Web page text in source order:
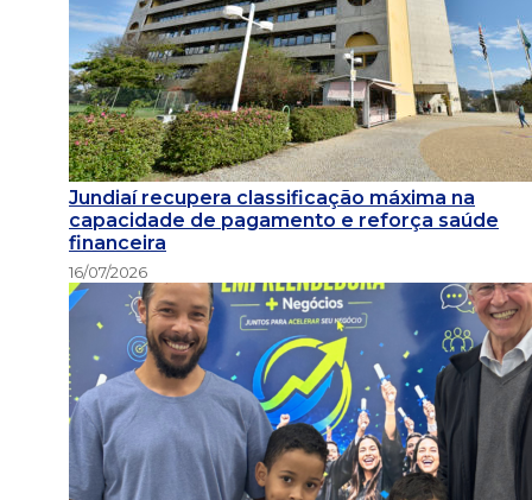
Jundiaí recupera classificação máxima na
capacidade de pagamento e reforça saúde
financeira
16/07/2026